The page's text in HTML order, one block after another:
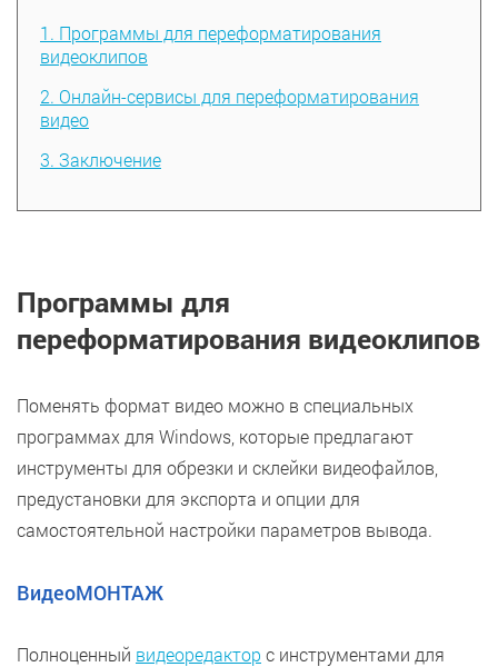
1. Программы для переформатирования
видеоклипов
2. Онлайн-сервисы для переформатирования
видео
3. Заключение
Программы для
переформатирования видеоклипов
Поменять формат видео можно в специальных
программах для Windows, которые предлагают
инструменты для обрезки и склейки видеофайлов,
предустановки для экспорта и опции для
самостоятельной настройки параметров вывода.
ВидеоМОНТАЖ
Полноценный видеоредактор с инструментами для